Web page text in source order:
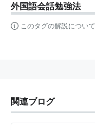
外国語会話勉強法
このタグの解説について
関連ブログ